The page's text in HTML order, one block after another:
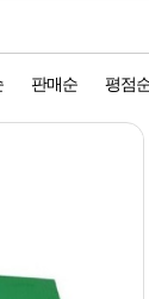
판매순 평점